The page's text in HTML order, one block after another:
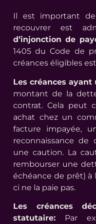
Il est important
recouvrer est
d’injonction de
1405 du Code de
créances éligibles
Les créances
montant de la
contrat. Cela peut
achat chez un
facture impayée,
reconnaissance
une caution. La
rembourser une
échéance de prêt) à
ci ne la paie pas.
Les créances
statutaire: Par